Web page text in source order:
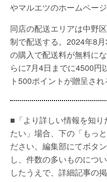
やマルエツのホームペー
同店の配送エリアは中野
制で配送する。2024年8
の購入で配送料が無料に
らに7月4日までに4500円
ト500ポイントが贈呈され
■「より詳しい情報を知
たい」場合、下の「もっ
ださい。編集部にてボタ
し、件数の多いものにつ
したうえで、詳細記事の